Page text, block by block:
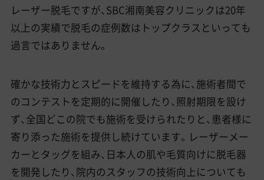
レーザー脱毛ですが、SBC湘南美容クリニックは20年
以上の実績で脱毛の症例数はトップクラスといっても
過言ではありません。
確かな技術力とスピードを維持する為に、施術者間で
のコンテストを定期的に開催したり、照射期限を設け
ず、全国どこの院でも施術を受けられたりと、患者様に
寄り添った施術を提供し続けています。レーザーメー
カーとタッグを組み、日本人の肌や毛質向けに脱毛器
を開発したり、院内のスタッフの技術向上についても